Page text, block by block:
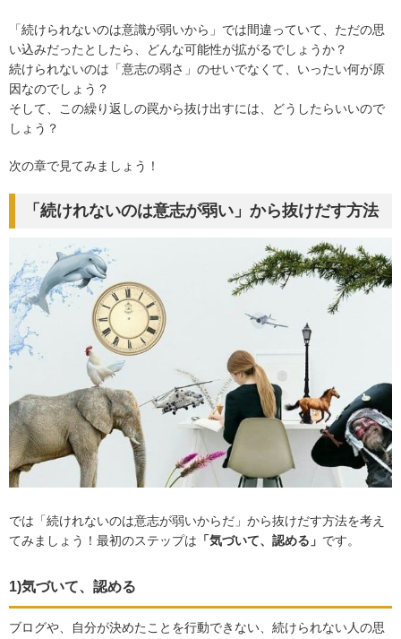
「続けられないのは意識が弱いから」では間違っていて、ただの思
い込みだったとしたら、どんな可能性が拡がるでしょうか？
続けられないのは「意志の弱さ」のせいでなくて、いったい何が原
因なのでしょう？
そして、この繰り返しの罠から抜け出すには、どうしたらいいので
しょう？
次の章で見てみましょう！
「続けれないのは意志が弱い」から抜けだす方法
では「続けれないのは意志が弱いからだ」から抜けだす方法を考え
てみましょう！最初のステップは 「気づいて、認める」 です。
1)気づいて、認める
ブログや、自分が決めたことを行動できない、続けられない人の思